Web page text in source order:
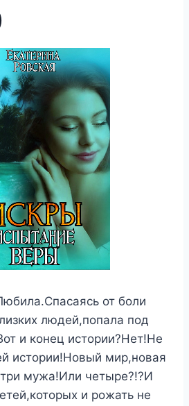
от боли
людей,попала под
и конец истории?Нет!Не
истории!Новый мир,новая
мужа!Или четыре?!?И
и рожать не